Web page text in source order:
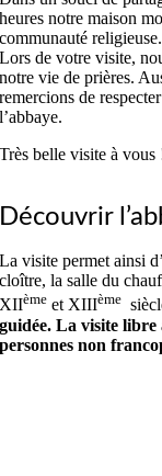
heures notre maison
communauté religieuse.
Lors de votre visite,
notre vie de prières.
remercions de
l’abbaye.
Très belle visite à vous
Découvrir
La visite permet ainsi
cloître, la salle du
XIIème et XIIIème
guidée. La visite libre
personnes non